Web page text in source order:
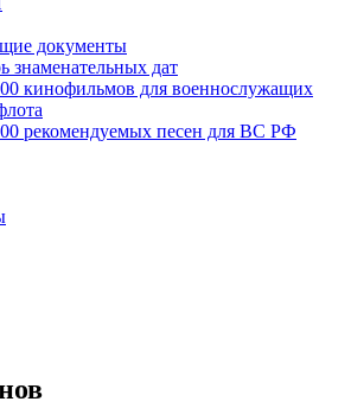
документы
знаменательных дат
кинофильмов для военнослужащих
рекомендуемых песен для ВС РФ